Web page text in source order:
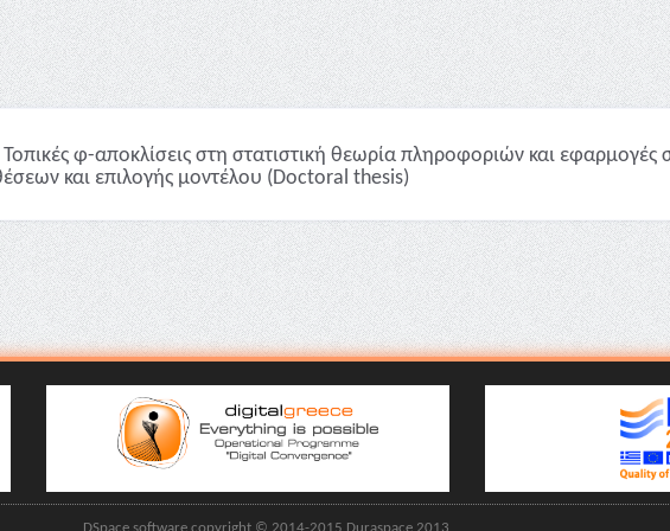
φ-αποκλίσεις στη στατιστική θεωρία πληροφοριών και εφαρμογές
και επιλογής μοντέλου (Doctoral thesis)